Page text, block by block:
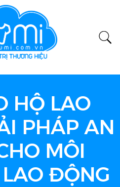
HỘ LAO
PHÁP AN
MÔI
ĐỘNG